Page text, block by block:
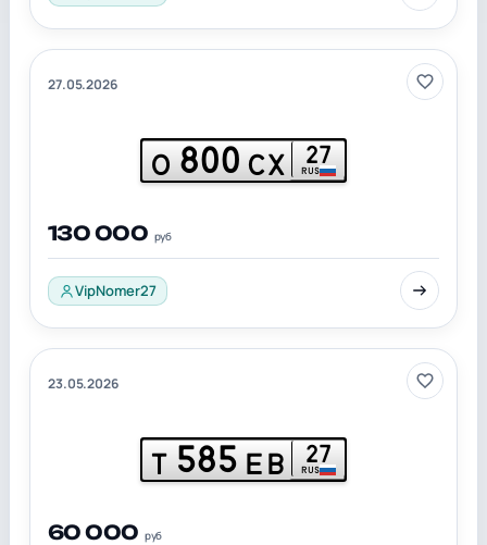
27.05.2026
О 800 СХ 27
RUS
130 000 руб
VipNomer27
23.05.2026
Т 585 ЕВ 27
RUS
60 000 руб